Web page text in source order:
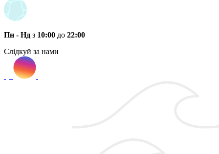
Пн - Нд з 10:00 до 22:00
Слідкуй за нами